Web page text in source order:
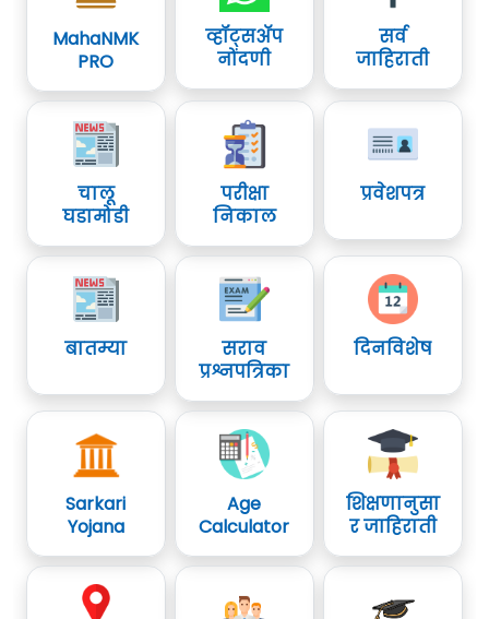
MahaNMK
PRO
व्हॉट्सॲप
नोंदणी
सर्व
जाहिराती
चालू
घडामोडी
परीक्षा
निकाल
प्रवेशपत्र
बातम्या
सराव
प्रश्नपत्रिका
दिनविशेष
Sarkari
Yojana
Age
Calculator
शिक्षणानुसा
र जाहिराती